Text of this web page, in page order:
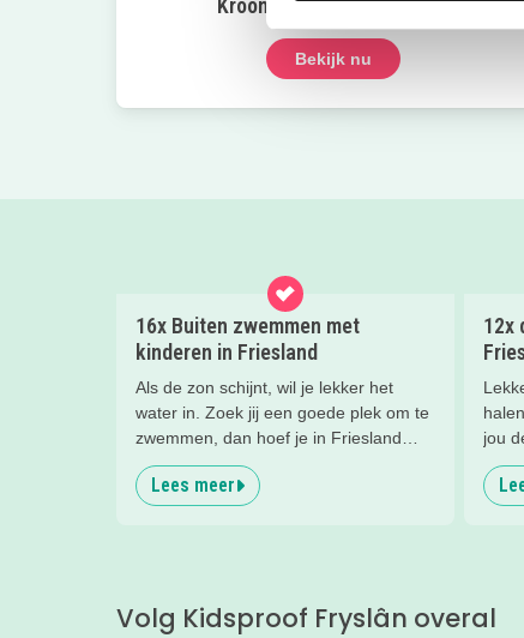
Kroon op de taart bij CODA
Bekijk nu
16x Buiten zwemmen met
kinderen in Friesland
Als de zon schijnt, wil je lekker het
water in. Zoek jij een goede plek om te
zwemmen, dan hoef je in Friesland
nooit lang te zoeken. Ik zette voor jou
de állerleukste plekken op een rij!
Lees meer
12x
jou
Volg Kidsproof Fryslân overal